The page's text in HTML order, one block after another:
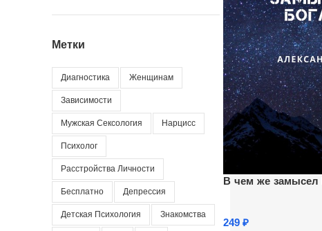
Метки
Диагностика Женщинам
Зависимости
Мужская Сексология Нарцисс
Психолог
Расстройства Личности
Бесплатно Депрессия
Детская Психология Знакомства
В чем же замысел
249 ₽